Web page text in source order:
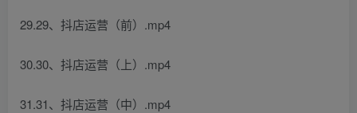
29.29、抖店运营（前）.mp4
30.30、抖店运营（上）.mp4
31.31、抖店运营（中）.mp4